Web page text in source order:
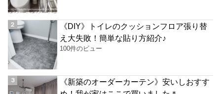
《DIY》トイレのクッションフロア張り替
え大失敗！簡単な貼り方紹介♪
100件のビュー
《新築のオーダーカーテン》安いしおすす